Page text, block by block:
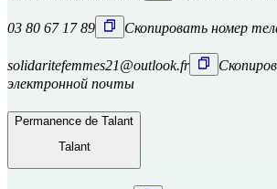
03 80 67 17 89 Скопировать номер
solidaritefemmes21@outlook.fr
электронной почты
Permanence de Talant
Talant